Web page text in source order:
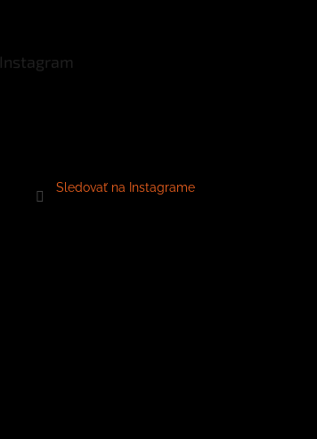
Instagram
Sledovať na Instagrame